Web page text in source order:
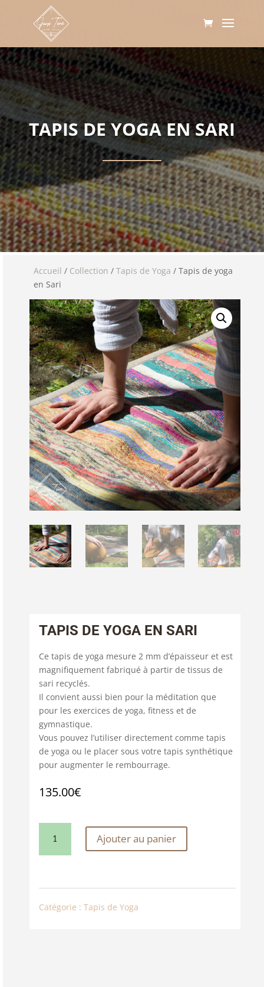
TAPIS DE YOGA EN SARI
Accueil / Collection / Tapis de Yoga / Tapis de yoga
en Sari
TAPIS DE YOGA EN SARI
Ce tapis de yoga mesure 2 mm d’épaisseur et est
magnifiquement fabriqué à partir de tissus de
sari recyclés.
Il convient aussi bien pour la méditation que
pour les exercices de yoga, fitness et de
gymnastique.
Vous pouvez l’utiliser directement comme tapis
de yoga ou le placer sous votre tapis synthétique
pour augmenter le rembourrage.
135.00€
DE
YOGA
Ajouter au panier
Catégorie : Tapis de Yoga